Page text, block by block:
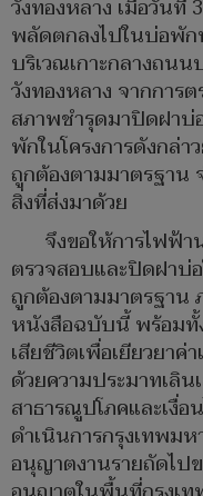
วังทองหลาง เมื่อวัน
พลัดตกลงไปในบ่อพัก
บริเวณเกาะกลางถน
วังทองหลาง จากการ
สภาพชำรุดมาปิดฝาบ่
พักในโครงการดังกล่า
ถูกต้องตามมาตรฐาน
สิ่งที่ส่งมาด้วย
จึงขอให้การไฟฟ้า
ตรวจสอบและปิดฝาบ่อ
ถูกต้องตามมาตรฐาน
หนังสือฉบับนี้ พร้อมทั้
เสียชีวิตเพื่อเยียวยาค่
ด้วยความประมาทเลิ
สาธารณูปโภคและเงื่
ดำเนินการกรุงเทพม
อนุญาตงานรายถัดไป